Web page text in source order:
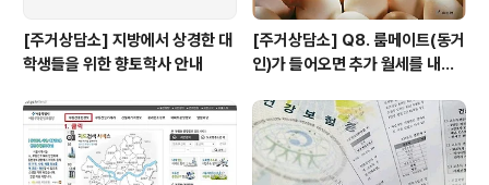
[주거상담소] 지방에서 상경한 대
학생들을 위한 향토학사 안내
[주거상담소] Q8. 룸메이트(동거
인)가 들어오면 추가 월세를 내야